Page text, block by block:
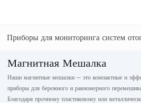
Приборы для мониторинга систем
Магнитная Мешалка
Наши магнитные мешалки — это компактные и
приборы для бережного и равномерного
Благодаря прочному пластиковому или